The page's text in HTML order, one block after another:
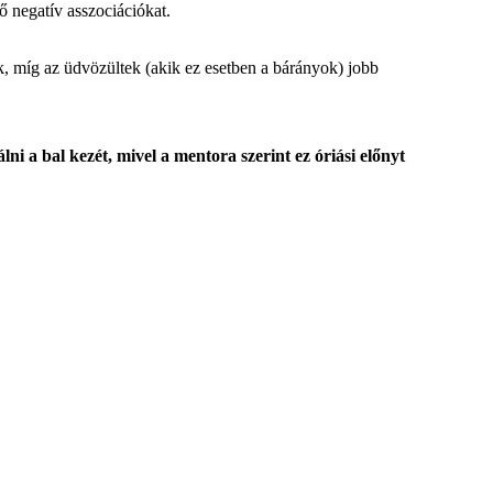
negatív asszociációkat.
míg az üdvözültek (akik ez esetben a bárányok) jobb
a bal kezét, mivel a mentora szerint ez óriási előnyt